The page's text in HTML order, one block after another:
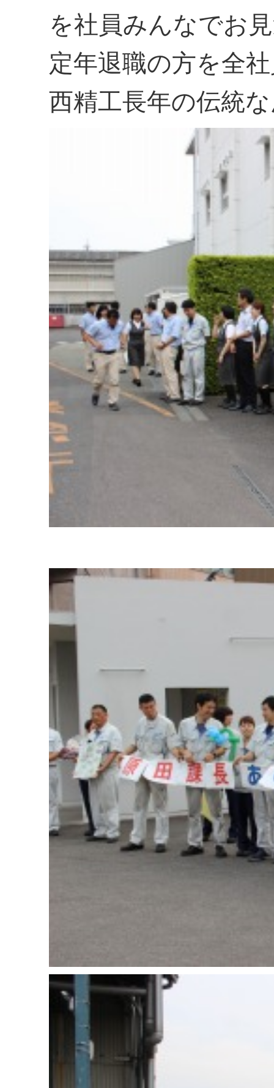
を社員みんなでお
定年退職の方を全
西精工長年の伝統